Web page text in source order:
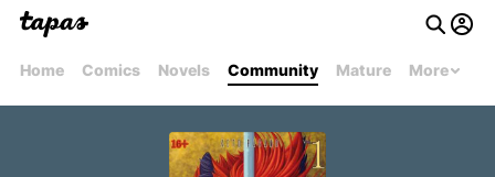
Home Comics Novels Community Mature More